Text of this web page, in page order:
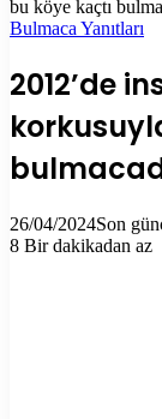
bu köye kaçtı
Bulmaca Yanıtları
2012’de
26/04/2024Son
8 Bir dakikadan az